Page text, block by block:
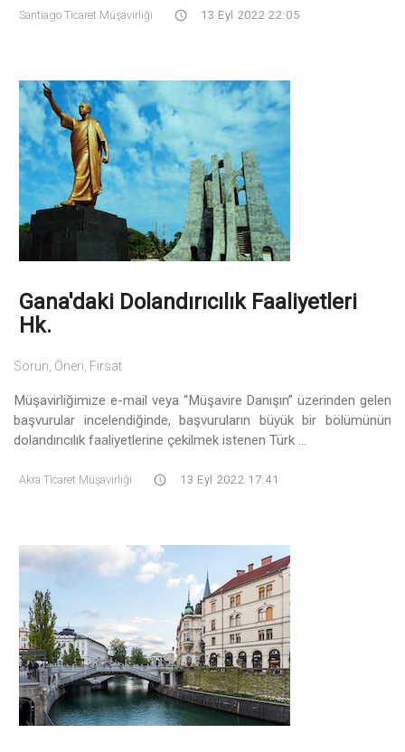
Santiago Ticaret Müşavirliği 13 Eyl 2022 22:05
Gana'daki Dolandırıcılık Faaliyetleri
Hk.
Sorun, Öneri, Fırsat
Müşavirliğimize e-mail veya “Müşavire Danışın” üzerinden gelen
başvurular incelendiğinde, başvuruların büyük bir bölümünün
dolandırıcılık faaliyetlerine çekilmek istenen Türk ...
Akra Ticaret Müşavirliği 13 Eyl 2022 17:41